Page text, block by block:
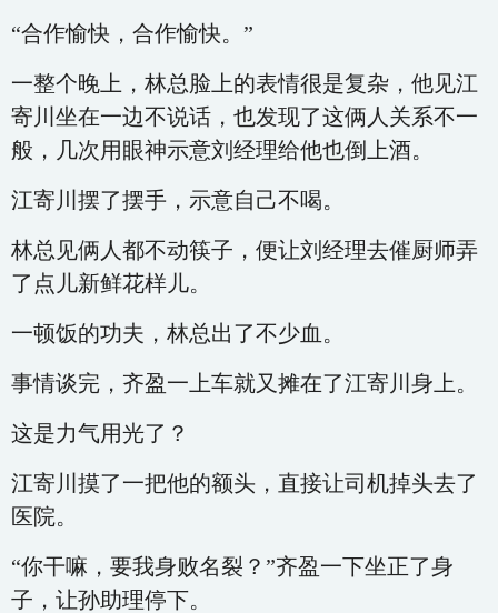
“合作愉快，合作愉快。”
一整个晚上，林总脸上的表情很是复杂，他见江
寄川坐在一边不说话，也发现了这俩人关系不一
般，几次用眼神示意刘经理给他也倒上酒。
江寄川摆了摆手，示意自己不喝。
林总见俩人都不动筷子，便让刘经理去催厨师弄
了点儿新鲜花样儿。
一顿饭的功夫，林总出了不少血。
事情谈完，齐盈一上车就又摊在了江寄川身上。
这是力气用光了？
江寄川摸了一把他的额头，直接让司机掉头去了
医院。
“你干嘛，要我身败名裂？”齐盈一下坐正了身
子，让孙助理停下。